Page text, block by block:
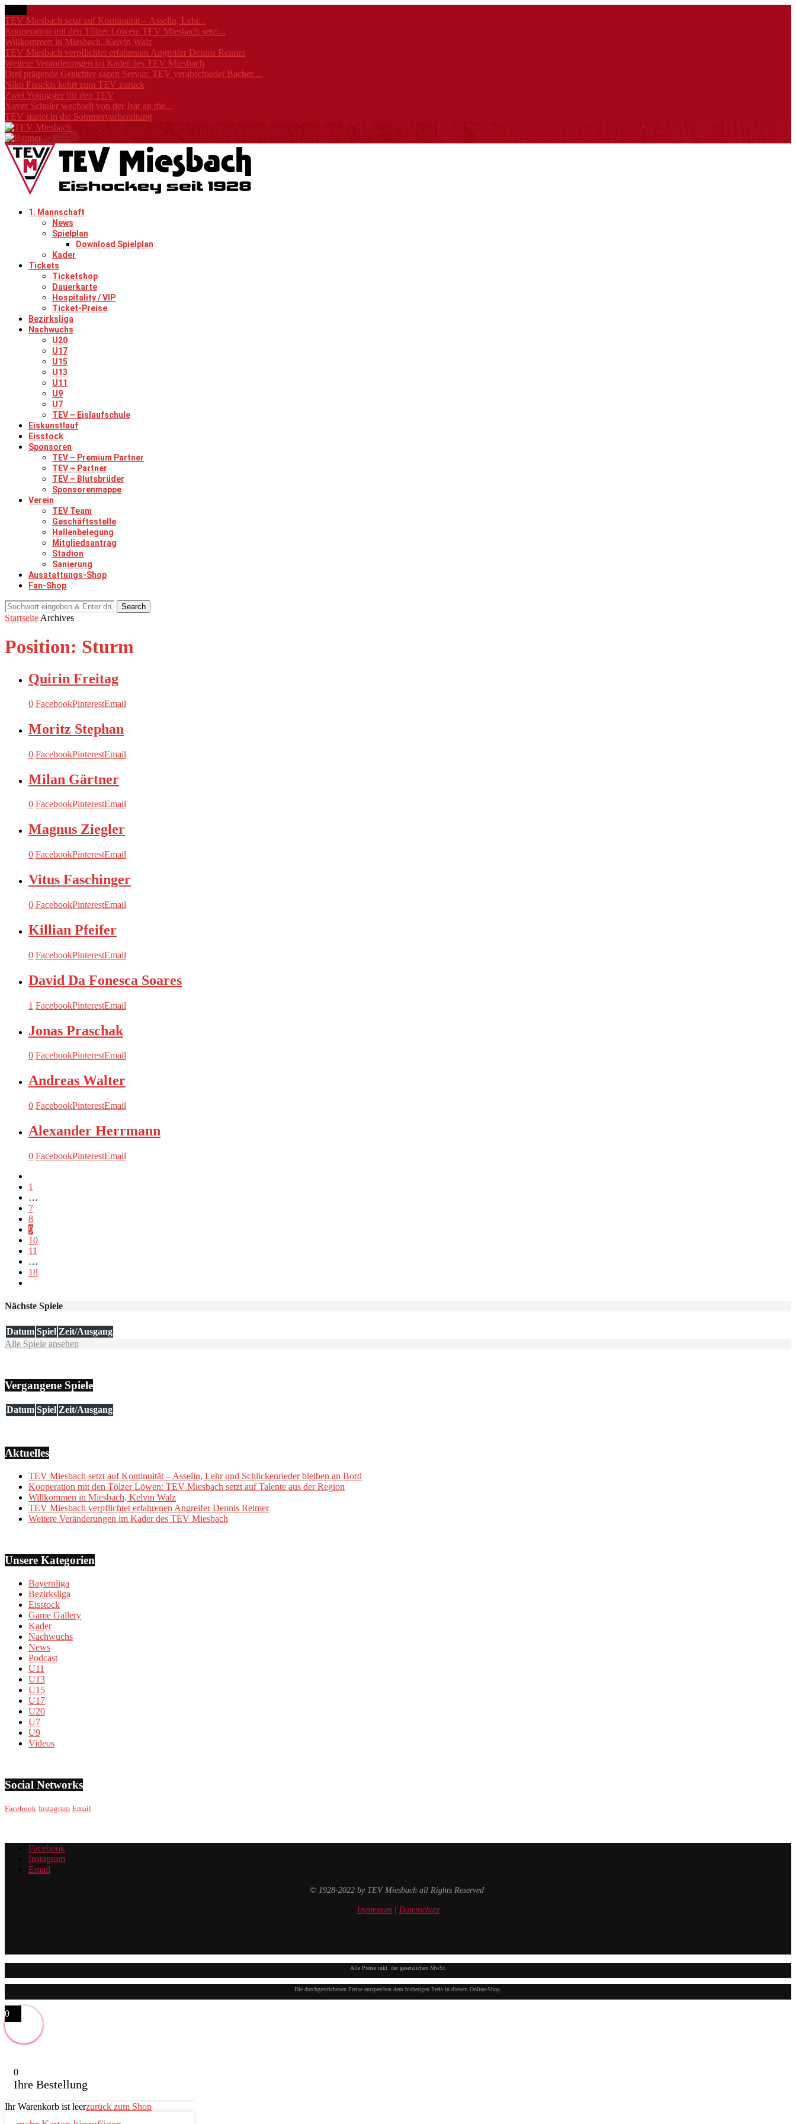
TEV Miesbach setzt auf Kontinuität – Asselin, Lehr...
Kooperation mit den Tölzer Löwen: TEV Miesbach setzt...
Willkommen in Miesbach, Kelvin Walz
TEV Miesbach verpflichtet erfahrenen Angreifer Dennis Reimer
Weitere Veränderungen im Kader des TEV Miesbach
Drei prägende Gesichter sagen Servus: TEV verabschiedet Bacher,...
Niko Fissekis kehrt zum TEV zurück
Zwei Youngster für den TEV
Xaver Schuler wechselt von der Isar an die...
TEV startet in die Sommervorbereitung
1. Mannschaft
News
Spielplan
Download Spielplan
Kader
Tickets
Ticketshop
Dauerkarte
Hospitality / VIP
Ticket-Preise
Bezirksliga
Nachwuchs
U20
U17
U15
U13
U11
U9
U7
TEV – Eislaufschule
Eiskunstlauf
Eisstock
Sponsoren
TEV – Premium Partner
TEV – Partner
TEV – Blutsbrüder
Sponsorenmappe
Verein
TEV Team
Geschäftsstelle
Hallenbelegung
Mitgliedsantrag
Stadion
Sanierung
Ausstattungs-Shop
Fan-Shop
Search
Startseite Archives
Position: Sturm
Quirin Freitag
0 FacebookPinterestEmail
Moritz Stephan
0 FacebookPinterestEmail
Milan Gärtner
0 FacebookPinterestEmail
Magnus Ziegler
0 FacebookPinterestEmail
Vitus Faschinger
0 FacebookPinterestEmail
Killian Pfeifer
0 FacebookPinterestEmail
David Da Fonesca Soares
1 FacebookPinterestEmail
Jonas Praschak
0 FacebookPinterestEmail
Andreas Walter
0 FacebookPinterestEmail
Alexander Herrmann
0 FacebookPinterestEmail
1
…
7
8
9
10
11
…
18
Nächste Spiele
Datum Spiel Zeit/Ausgang
Alle Spiele ansehen
Vergangene Spiele
Datum Spiel Zeit/Ausgang
Aktuelles
TEV Miesbach setzt auf Kontinuität – Asselin, Lehr und Schlickenrieder bleiben an Bord
Kooperation mit den Tölzer Löwen: TEV Miesbach setzt auf Talente aus der Region
Willkommen in Miesbach, Kelvin Walz
TEV Miesbach verpflichtet erfahrenen Angreifer Dennis Reimer
Weitere Veränderungen im Kader des TEV Miesbach
Unsere Kategorien
Bayernliga
Bezirksliga
Eisstock
Game Gallery
Kader
Nachwuchs
News
Podcast
U11
U13
U15
U17
U20
U7
U9
Videos
Social Networks
Facebook Instagram Email
Facebook
Instagram
Email
© 1928-2022 by TEV Miesbach all Rights Reserved
Impressum| Datenschutz
Alle Preise inkl. der gesetzlichen MwSt.
Die durchgestrichenen Preise entsprechen dem bisherigen Preis in diesem Online-Shop.
0
0
Ihre Bestellung
Ihr Warenkorb ist leerzurück zum Shop